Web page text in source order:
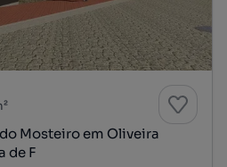
Mosteiro em Oliveira
de F